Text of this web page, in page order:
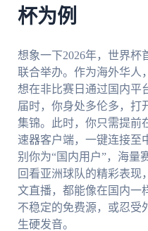
杯为例
想象一下2026年，世界杯
联合举办。作为海外华人
想在非比赛日通过国内平
届时，你身处多伦多，打
集锦。此时，你只需提前
速器客户端，一键连接至
别你为“国内用户”，海量
回看亚洲球队的精彩表现
文直播，都能像在国内一
不稳定的免费源，或忍受
生硬发音。